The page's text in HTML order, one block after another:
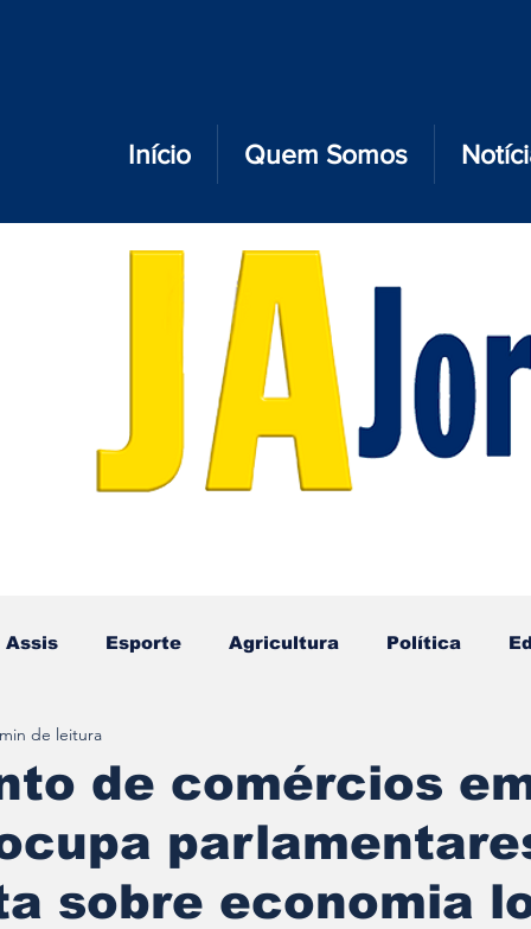
Início Quem Somos
Assis Esporte Agricultura Política
de comércios
sobre economia
de leitura